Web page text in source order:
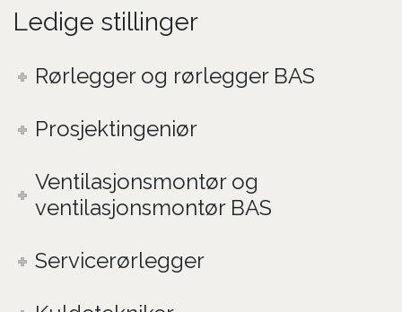
Ledige stillinger
Rørlegger og rørlegger BAS
Prosjektingeniør
Ventilasjonsmontør og
ventilasjonsmontør BAS
Servicerørlegger